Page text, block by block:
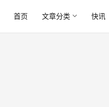
首页 文章分类 快讯